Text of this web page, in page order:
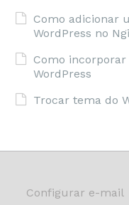
Como adicionar
WordPress no
Como
WordPress
Trocar tema do
Configurar e-mail